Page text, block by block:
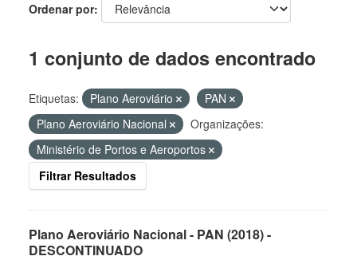
Ordenar por
1 conjunto de dados encontrado
Etiquetas: Plano Aeroviário
PAN
Plano Aeroviário Nacional
Organizações:
Ministério de Portos e Aeroportos
Filtrar Resultados
Plano Aeroviário Nacional - PAN (2018) -
DESCONTINUADO